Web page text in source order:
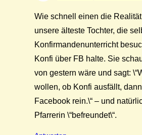
Wie schnell einen die
unsere älteste Tochter, die
Konfirmandenunterricht
Konfi über FB halte. Sie
von gestern wäre und sagt:
wollen, ob Konfi ausfällt,
Facebook rein.\“ – und
Pfarrerin \“befreundet\“.